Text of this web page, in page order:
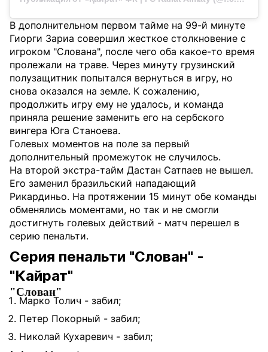
В дополнительном первом тайме на 99-й минуте
Гиорги Зариа совершил жесткое столкновение с
игроком "Слована", после чего оба какое-то время
пролежали на траве. Через минуту грузинский
полузащитник попытался вернуться в игру, но
снова оказался на земле. К сожалению,
продолжить игру ему не удалось, и команда
приняла решение заменить его на сербского
вингера Юга Станоева.
Голевых моментов на поле за первый
дополнительный промежуток не случилось.
На второй экстра-тайм Дастан Сатпаев не вышел.
Его заменил бразильский нападающий
Рикардиньо. На протяжении 15 минут обе команды
обменялись моментами, но так и не смогли
достигнуть голевых действий - матч перешел в
серию пенальти.
Серия пенальти "Слован" -
"Кайрат"
"Слован"
Марко Толич - забил;
Петер Покорный - забил;
Николай Кухаревич - забил;